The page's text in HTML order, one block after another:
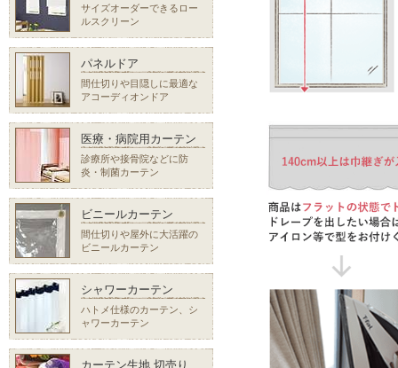
サイズオーダーできるロー
ルスクリーン
パネルドア
間仕切りや目隠しに最適な
アコーディオンドア
医療・病院用カーテン
診療所や接骨院などに防
炎・制菌カーテン
ビニールカーテン
間仕切りや屋外に大活躍の
ビニールカーテン
シャワーカーテン
ハトメ仕様のカーテン、シ
ャワーカーテン
カーテン生地 切売り